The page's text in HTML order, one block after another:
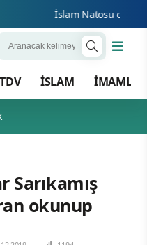
İslam Natosu dosta
TDV İSLAM İMAMLAR
Sarıkamış
okunup